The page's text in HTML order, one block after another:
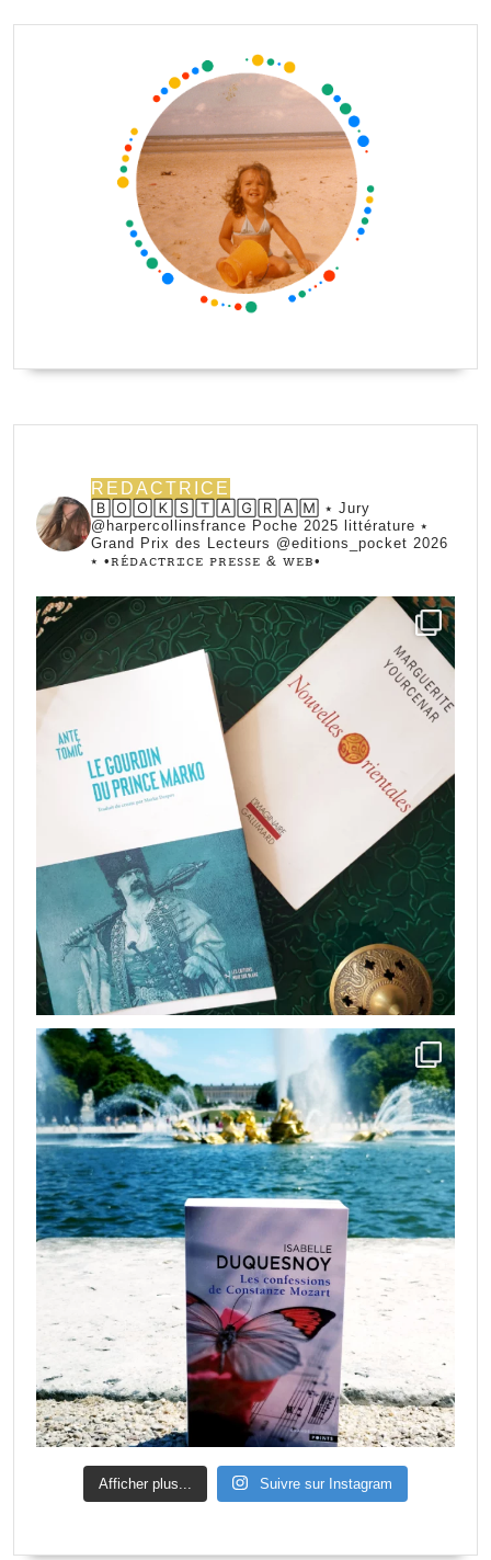
REDACTRICE
🄱🄾🄾🄺🅂🅃🄰🄶🅁🄰🄼 ⭑ Jury
@harpercollinsfrance Poche 2025 littérature ⭑
Grand Prix des Lecteurs @editions_pocket 2026
⭑ •ꭱꭼ́ꭰꭺꮯꭲꭱꮖꮯꭼ ꮲꭱꭼꮪꮪꭼ & ꮃꭼᏼ•
Afficher plus... Suivre sur Instagram